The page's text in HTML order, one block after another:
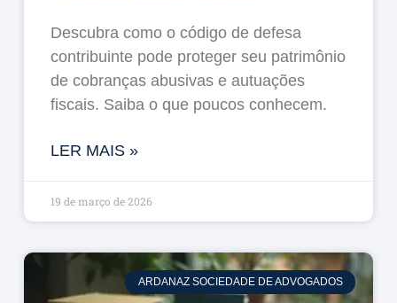
Descubra como o código de defesa
contribuinte pode proteger seu patrimônio
de cobranças abusivas e autuações
fiscais. Saiba o que poucos conhecem.
LER MAIS »
19 de março de 2026
ARDANAZ SOCIEDADE DE ADVOGADOS